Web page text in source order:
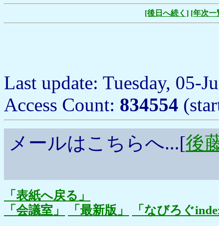
[後日へ続く] [年次一
Last update: Tuesday, 05-
Access Count: 834554
メールはこちらへ...[後
「表紙へ戻る」
「会議室」
「最新版」 「なびろぐ